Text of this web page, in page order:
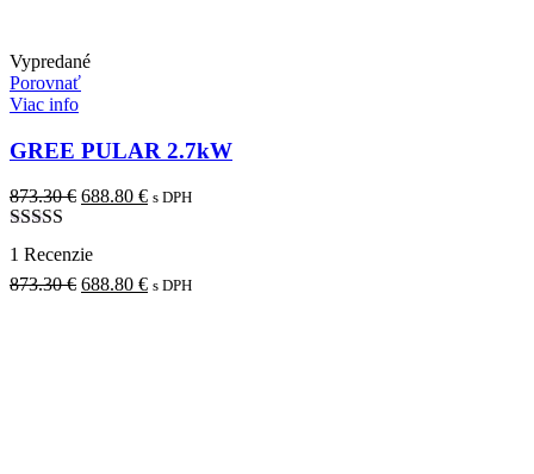
Vypredané
Porovnať
Viac info
GREE PULAR 2.7kW
873.30€ Pôvodná
873.30 €.
688.80 € Aktuálna
s DPH
Hodnotenie
5.00z 5
1 Recenzie
873.30€ Pôvodná
688.80 € Aktuálna
s DPH